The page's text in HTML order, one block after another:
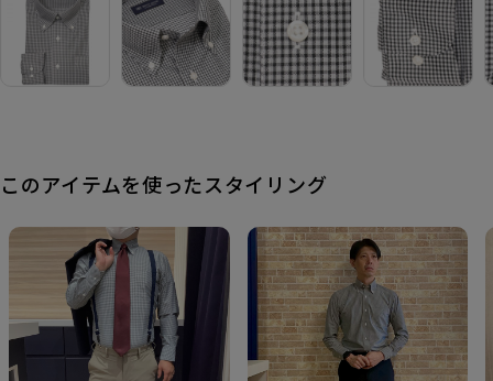
このアイテムを使ったスタイリング